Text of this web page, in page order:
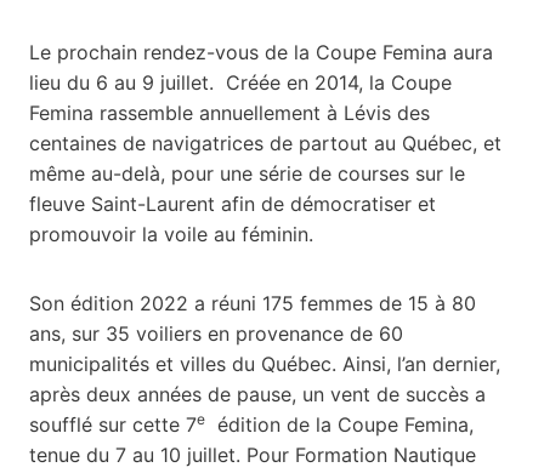
Le prochain rendez-vous de la Coupe Femina aura
lieu du 6 au 9 juillet. Créée en 2014, la Coupe
Femina rassemble annuellement à Lévis des
centaines de navigatrices de partout au Québec, et
même au-delà, pour une série de courses sur le
fleuve Saint-Laurent afin de démocratiser et
promouvoir la voile au féminin.
Son édition 2022 a réuni 175 femmes de 15 à 80
ans, sur 35 voiliers en provenance de 60
municipalités et villes du Québec. Ainsi, l’an dernier,
après deux années de pause, un vent de succès a
soufflé sur cette 7e
édition de la Coupe Femina,
tenue du 7 au 10 juillet. Pour Formation Nautique